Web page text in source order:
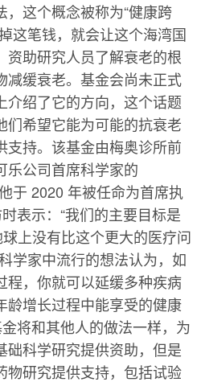
这个概念被称为“健康跨
这笔钱，就会让这个海湾国
资助研究人员了解衰老的根
减缓衰老。基金会尚未正式
介绍了它的方向，这个话题
们希望它能为可能的抗衰老
支持。该基金由梅奥诊所前
乐公司首席科学家的
于 2020 年被任命为首席执
表示：“我们的主要目标是
上没有比这个更大的医疗问
学家中流行的想法认为，如
程，你就可以延缓多种疾病
龄增长过程中能享受的健康
将和其他人的做法一样，为
础科学研究提供资助，但是
物研究提供支持，包括试验